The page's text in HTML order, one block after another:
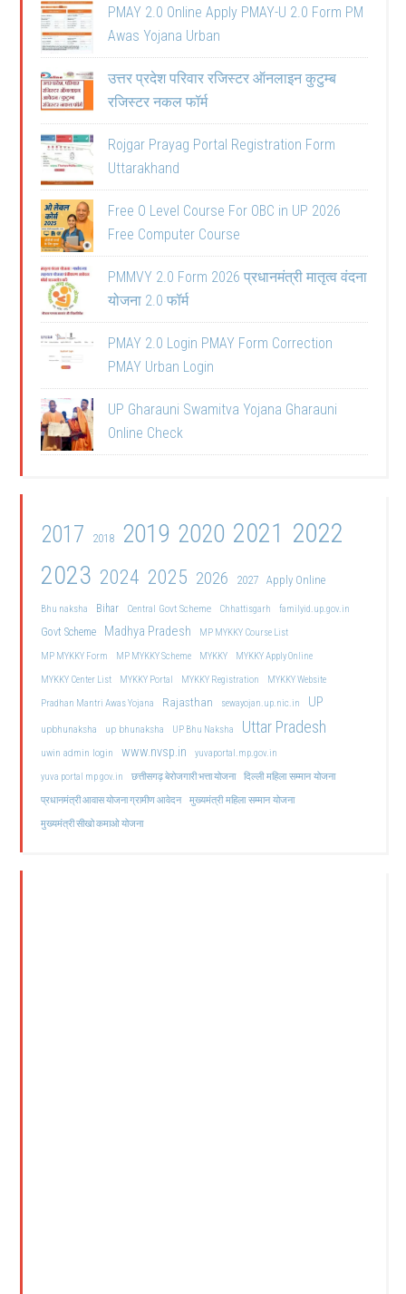
PMAY 2.0 Online Apply PMAY-U 2.0 Form PM
Awas Yojana Urban
उत्तर प्रदेश परिवार रजिस्टर ऑनलाइन कुटुम्ब
रजिस्टर नकल फॉर्म
Rojgar Prayag Portal Registration Form
Uttarakhand
Free O Level Course For OBC in UP 2026
Free Computer Course
PMMVY 2.0 Form 2026 प्रधानमंत्री मातृत्व वंदना
योजना 2.0 फॉर्म
PMAY 2.0 Login PMAY Form Correction
PMAY Urban Login
UP Gharauni Swamitva Yojana Gharauni
Online Check
2017 2018 2019 2020 2021 2022
2023 2024 2025 2026 2027 Apply Online
Bhu naksha Bihar Central Govt Scheme Chhattisgarh familyid.up.gov.in
Govt Scheme Madhya Pradesh
MP MYKKY Course List
MP MYKKY Form
MP MYKKY Scheme MYKKY
MYKKY Apply Online
MYKKY Center List
MYKKY Portal MYKKY Registration
MYKKY Website
Pradhan Mantri Awas Yojana
Rajasthan sewayojan.up.nic.in UP
upbhunaksha up bhunaksha UP Bhu Naksha Uttar Pradesh
uwin admin login www.nvsp.in
yuvaportal.mp.gov.in
yuva portal mp gov.in
छत्तीसगढ़ बेरोजगारी भत्ता योजना दिल्ली महिला सम्मान योजना
प्रधानमंत्री आवास योजना ग्रामीण आवेदन मुख्यमंत्री महिला सम्मान योजना
मुख्यमंत्री सीखो कमाओ योजना